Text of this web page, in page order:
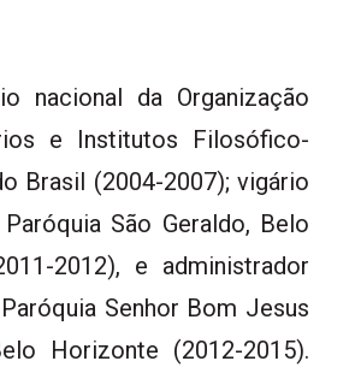
nacional da Organização
e Institutos Filosófico-
Brasil (2004-2007); vigário
São Geraldo, Belo
2012), e administrador
Senhor Bom Jesus
Horizonte (2012-2015).